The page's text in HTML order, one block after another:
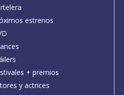
estrenos
+ premios
y actrices